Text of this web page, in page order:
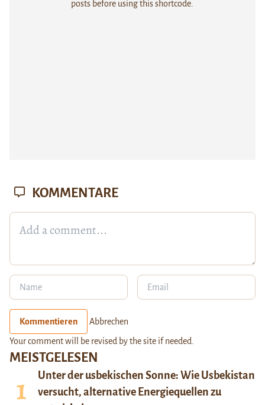
posts before using this shortcode.
MEISTGELESEN
Unter der usbekischen Sonne: Wie Usbekistan
versucht, alternative Energiequellen zu
KOMMENTARE
Kommentieren Abbrechen
Your comment will be revised by the site if needed.